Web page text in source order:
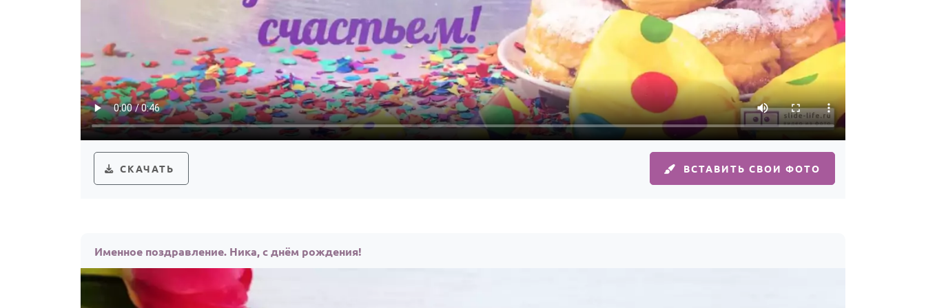
СКАЧАТЬ ВСТАВИТЬ СВОИ ФОТО
Именное поздравление. Ника, с днём рождения!